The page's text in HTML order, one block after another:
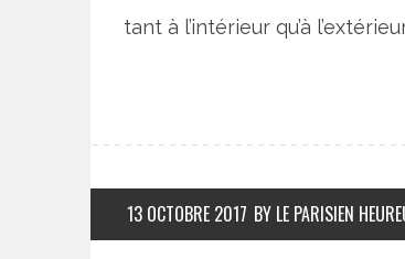
tant à l’intérieur qu’à
13 OCTOBRE 2017 BY LE PARISIEN